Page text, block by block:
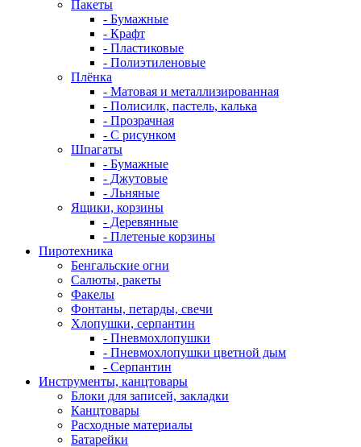
Пакеты
- Бумажные
- Крафт
- Пластиковые
- Полиэтиленовые
Плёнка
- Матовая и металлизированная
- Полисилк, пастель, калька
- Прозрачная
- С рисунком
Шпагаты
- Бумажные
- Джутовые
- Льняные
Ящики, корзины
- Деревянные
- Плетеные корзины
Пиротехника
Бенгальские огни
Салюты, ракеты
Факелы
Фонтаны, петарды, свечи
Хлопушки, серпантин
- Пневмохлопушки
- Пневмохлопушки цветной дым
- Серпантин
Инструменты, канцтовары
Блоки для записей, закладки
Канцтовары
Расходные материалы
Батарейки